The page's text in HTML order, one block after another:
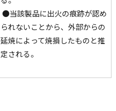
られないことから、外部からの
延焼によって焼損したものと推
定される。